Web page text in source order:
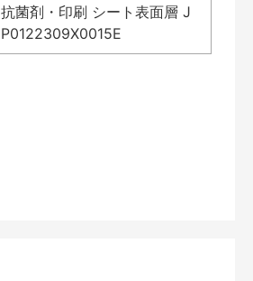
抗菌剤・印刷 シート表面層 J
P0122309X0015E